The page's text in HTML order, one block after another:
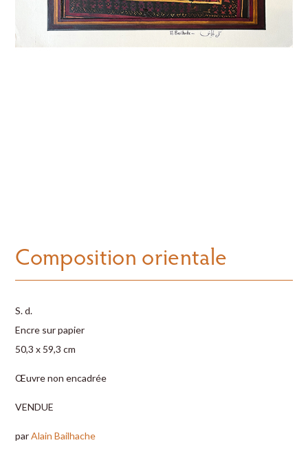
Composition orientale
S. d.
Encre sur papier
50,3 x 59,3 cm
Œuvre non encadrée
VENDUE
parAlain Bailhache